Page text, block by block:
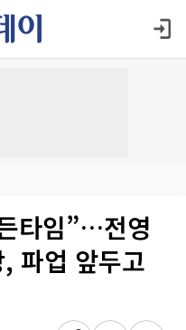
타임”…전영
파업 앞두고